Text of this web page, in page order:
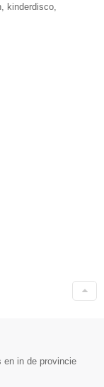
kinderdisco,
en in de provincie